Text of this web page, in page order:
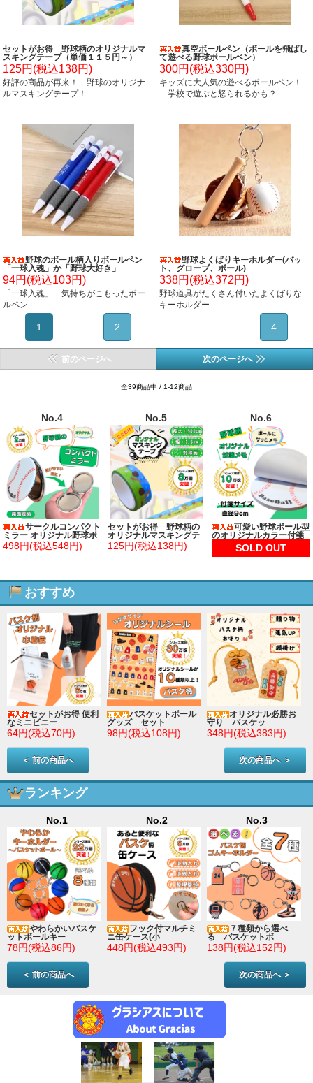
セットがお得 野球柄のオリジナルマ
スキングテープ（単価１１５円～）
125円(税込138円)
好評の商品が再来！ 野球のオリジナ
ルマスキングテープ！
真空ボールペン（ボールを飛ばし
て遊べる野球ボールペン）
300円(税込330円)
キッズに大人気の遊べるボールペン！
学校で遊ぶと怒られるかも？
野球のボール柄入りボールペン
「一球入魂」か「野球大好き」
94円(税込103円)
「一球入魂」 気持ちがこもったボー
ルペン
野球よくばりキーホルダー(バッ
ト、グローブ、ボール)
338円(税込372円)
野球道具がたくさん付いたよくばりな
キーホルダー
1 2 … 4
前のページへ 次のページへ
全39商品中 / 1-12商品
No.4
サークルコンパクト
ミラー オリジナル野球ボ
ール型
498円(税込548円)
No.5
セットがお得 野球柄の
オリジナルマスキングテ
ープ（単価１１５円～）
125円(税込138円)
No.6
可愛い野球ボール型
のオリジナルカラー付箋
メモ 約４８枚
SOLD OUT
おすすめ
セットがお得 便利
なミニビニー
64円(税込70円)
バスケットボール
グッズ セット
98円(税込108円)
オリジナル必勝お
守り バスケッ
348円(税込383円)
＜ 前の商品へ 次の商品へ ＞
ランキング
No.1
やわらかいバスケ
ットボールキー
78円(税込86円)
No.2
フック付マルチミ
ニ缶ケース(小
448円(税込493円)
No.3
７種類から選べ
る バスケットボ
138円(税込152円)
＜ 前の商品へ 次の商品へ ＞